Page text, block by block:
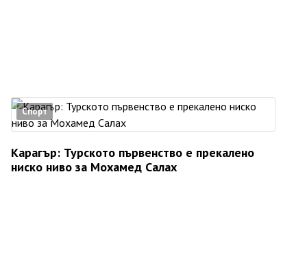
Спорт
Карагър: Турското първенство е прекалено
ниско ниво за Мохамед Салах